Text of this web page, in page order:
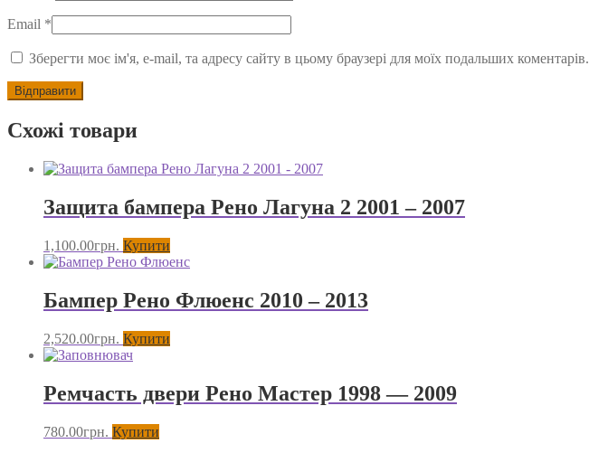
Email *
Зберегти моє ім'я, e-mail, та адресу сайту в цьому браузері для моїх подальших коментарів.
Схожі товари
Защита бампера Рено Лагуна 2 2001 – 2007
1,100.00грн. Купити
Бампер Рено Флюенс 2010 – 2013
2,520.00грн. Купити
Ремчасть двери Рено Мастер 1998 — 2009
780.00грн. Купити